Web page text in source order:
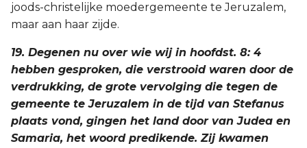
joods-christelijke moedergemeente te Jeruzalem,
maar aan haar zijde.
19. Degenen nu over wie wij in hoofdst. 8: 4
hebben gesproken, die verstrooid waren door de
verdrukking, de grote vervolging die tegen de
gemeente te Jeruzalem in de tijd van Stefanus
plaats vond, gingen het land door van Judea en
Samaria, het woord predikende. Zij kwamen